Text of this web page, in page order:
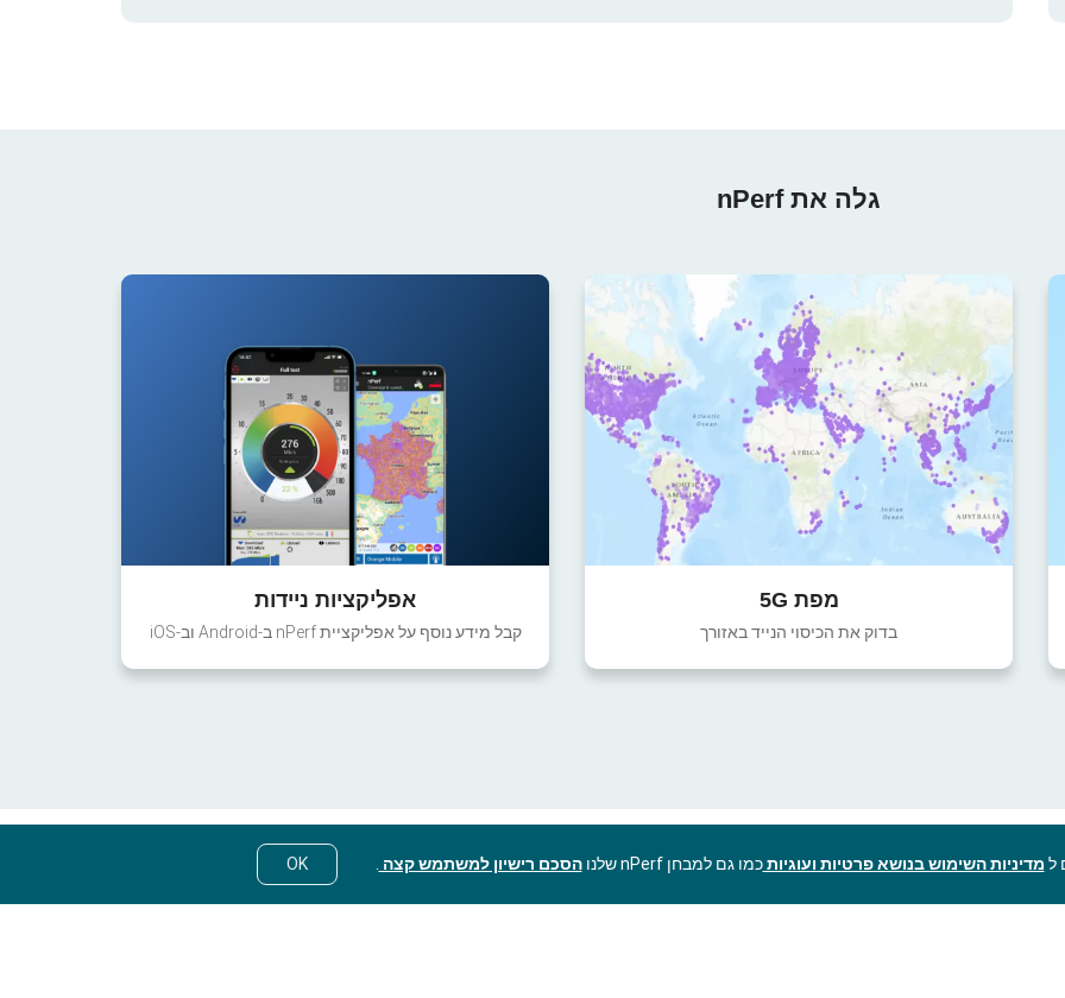
גלה את nPerf
מפת 5G
בדוק את הכיסוי הנייד באזורך
אפליקציות ניידות
קבל מידע נוסף על אפליקציית nPerf ב-Android וב-iOS
מדיניות השימוש בנושא פרטיות ועוגיותכמו גם למבחן nPerf שלנו הסכם רישיון למשתמש קצה OK